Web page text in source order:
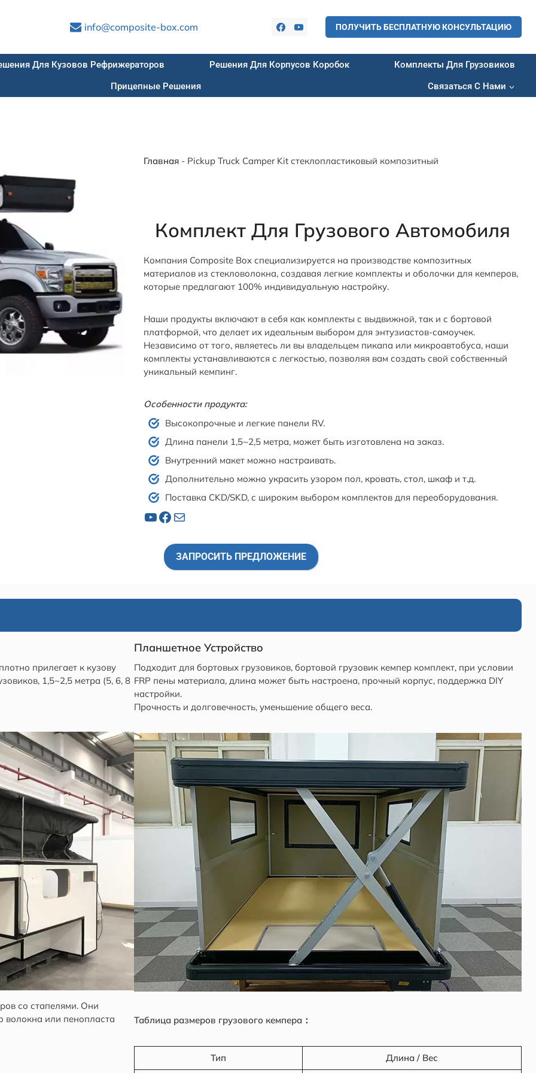
info@composite-box.com ПОЛУЧИТЬ БЕСПЛАТНУЮ КОНСУЛЬТАЦИЮ
Для Кузовов Рефрижераторов Решения Для Корпусов Коробок
Комплекты Для Грузовиков
Прицепные Решения
Связаться С Нами
Главная - Pickup Truck Camper Kit стеклопластиковый композитный
Комплект Для Грузового Автомобиля
Компания Composite Box специализируется на производстве композитных
материалов из стекловолокна, создавая легкие комплекты и оболочки для кемперов,
которые предлагают 100% индивидуальную настройку.
Наши продукты включают в себя как комплекты с выдвижной, так и с бортовой
платформой, что делает их идеальным выбором для энтузиастов-самоучек.
Независимо от того, являетесь ли вы владельцем пикапа или микроавтобуса, наши
комплекты устанавливаются с легкостью, позволяя вам создать свой собственный
уникальный кемпинг.
Особенности продукта:
Высокопрочные и легкие панели RV.
Длина панели 1,5~2,5 метра, может быть изготовлена на заказ.
Внутренний макет можно настраивать.
Дополнительно можно украсить узором пол, кровать, стол, шкаф и т.д.
Поставка CKD/SKD, с широким выбором комплектов для переоборудования.
YouTube Facebook Почта
ЗАПРОСИТЬ ПРЕДЛОЖЕНИЕ
прилегает к кузову
1,5~2,5 метра (5, 6, 8
со стапелями. Они
волокна или пенопласта
Планшетное Устройство
Подходит для бортовых грузовиков, бортовой грузовик кемпер комплект, при условии
FRP пены материала, длина может быть настроена, прочный корпус, поддержка DIY
настройки.
Прочность и долговечность, уменьшение общего веса.
Таблица размеров грузового кемпера：
Тип Длина / Вес